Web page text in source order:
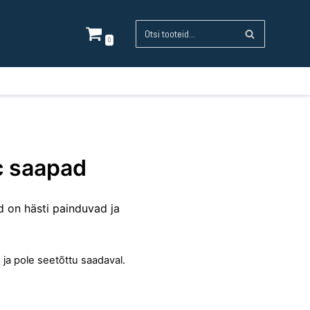
0
saapad
on hästi painduvad ja
pole seetõttu saadaval.